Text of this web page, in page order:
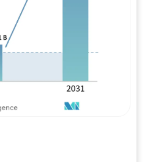
Imagem © Mordor Intelligence. O reuso